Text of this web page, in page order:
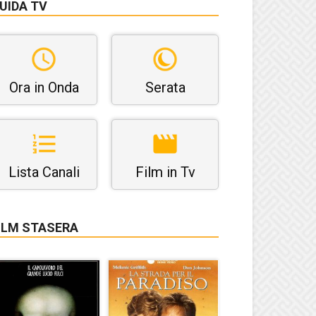
TV
Ora in Onda Serata
Lista Canali Film in Tv
STASERA